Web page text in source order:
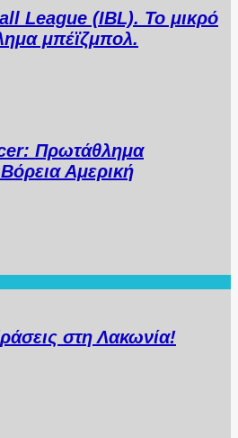
League (IBL). Το μικρό
μπέϊζμπολ.
Πρωτάθλημα
Αμερική
στη Λακωνία!